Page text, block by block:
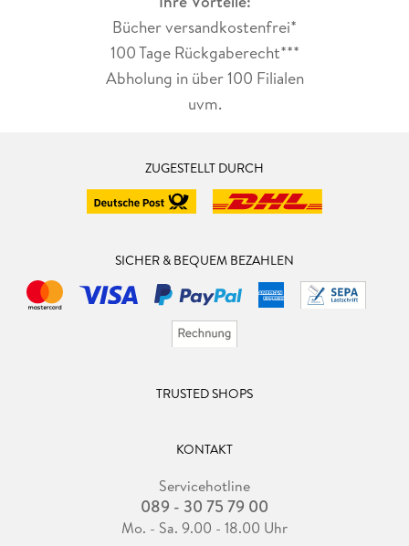
Bücher versandkostenfrei*
100 Tage Rückgaberecht***
Abholung in über 100 Filialen
uvm.
ZUGESTELLT DURCH
SICHER & BEQUEM BEZAHLEN
TRUSTED SHOPS
KONTAKT
Servicehotline
089 - 30 75 79 00
Mo. - Sa. 9.00 - 18.00 Uhr